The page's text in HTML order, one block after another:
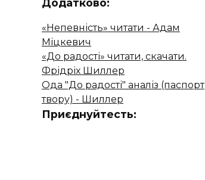
«Непевність» читати - Адам
Міцкевич
«До радості» читати, скачати.
Фрідріх Шиллер
Ода "До радості" аналіз (паспорт
твору) - Шиллер
Приєднуйтесть: